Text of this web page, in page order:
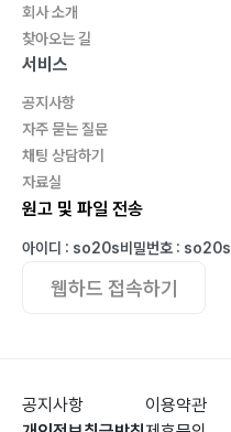
회사 소개
찾아오는 길
서비스
공지사항
자주 묻는 질문
채팅 상담하기
자료실
원고 및 파일 전송
아이디 : so20s비밀번호 : so20s
웹하드 접속하기
공지사항
이용약관